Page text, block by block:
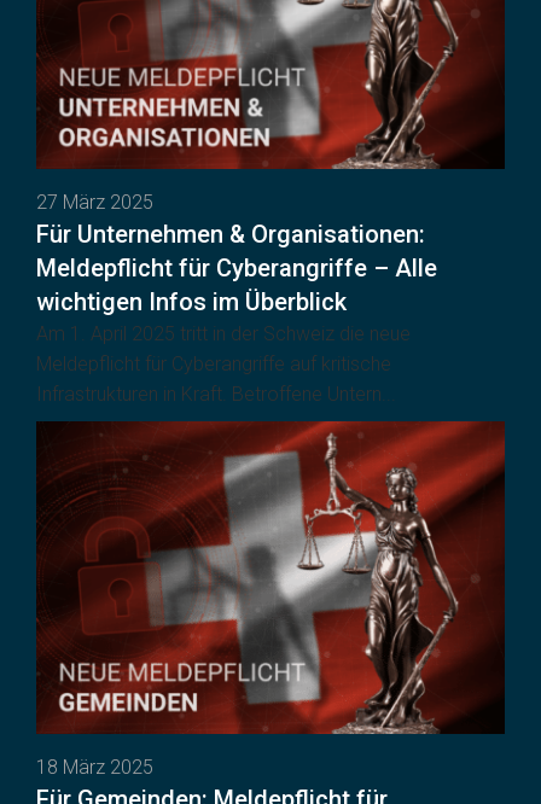
27 März 2025
Für Unternehmen & Organisationen:
Meldepflicht für Cyberangriffe – Alle
wichtigen Infos im Überblick
Am 1. April 2025 tritt in der Schweiz die neue
Meldepflicht für Cyberangriffe auf kritische
Infrastrukturen in Kraft. Betroffene Untern...
18 März 2025